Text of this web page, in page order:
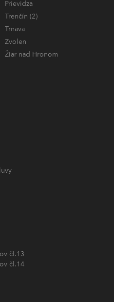
Prievidza
Trenčín (2)
Trnava
Zvolen
Žiar nad Hronom
čl.13
čl.14